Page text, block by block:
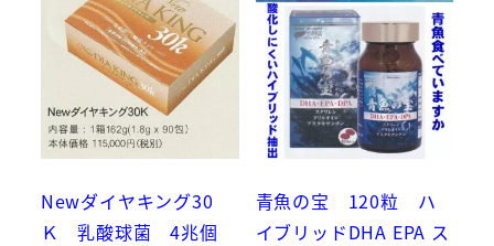
Newダイヤキング30
Ｋ 乳酸球菌 4兆個
青魚の宝 120粒 ハ
イブリッドDHA EPA ス